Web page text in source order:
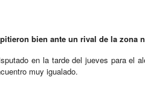
bien ante un rival de la zona
en la tarde del jueves para el
muy igualado.